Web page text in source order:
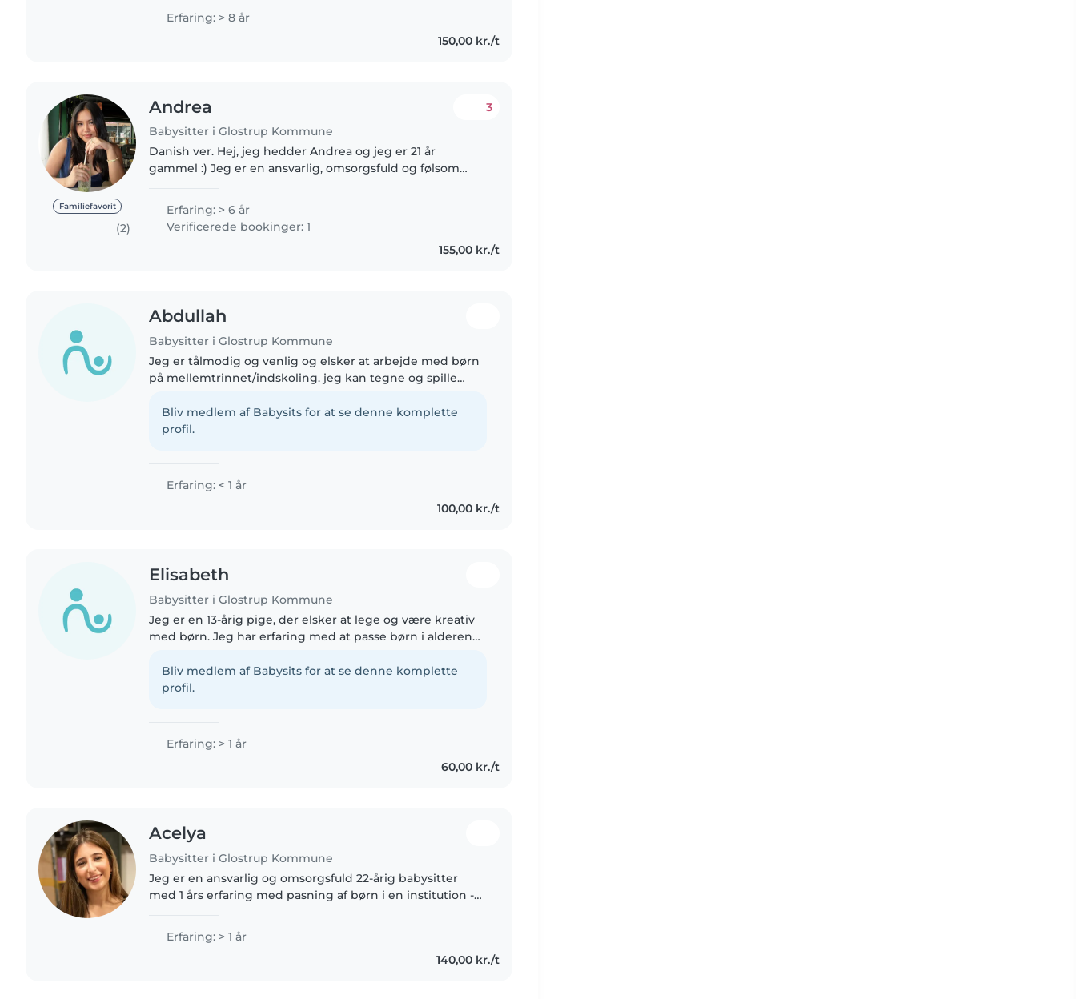
(Short Term) • AuPair..
Erfaring: > 8 år
150,00 kr./t
Familiefavorit
(2)
Andrea
Babysitter i Glostrup Kommune
3
Danish ver. Hej, jeg hedder Andrea og jeg er 21 år
gammel :) Jeg er en ansvarlig, omsorgsfuld og følsom
meget med at passe..
Erfaring: > 6 år
Verificerede bookinger: 1
155,00 kr./t
Abdullah
Babysitter i Glostrup Kommune
Jeg er tålmodig og venlig og elsker at arbejde med børn
på mellemtrinnet/indskoling. jeg kan tegne og spille
Bliv medlem af Babysits for at se denne komplette
profil.
Erfaring: < 1 år
100,00 kr./t
Elisabeth
Babysitter i Glostrup Kommune
Jeg er en 13-årig pige, der elsker at lege og være kreativ
med børn. Jeg har erfaring med at passe børn i alderen
og spil...
Bliv medlem af Babysits for at se denne komplette
profil.
Erfaring: > 1 år
60,00 kr./t
Acelya
Babysitter i Glostrup Kommune
Jeg er en ansvarlig og omsorgsfuld 22-årig babysitter
med 1 års erfaring med pasning af børn i en institution -
erfaren med børn..
Erfaring: > 1 år
140,00 kr./t